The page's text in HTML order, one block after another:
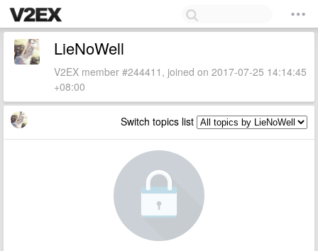
LieNoWell
V2EX member #244411, joined on 2017-07-25 14:14:45
+08:00
Switch topics list